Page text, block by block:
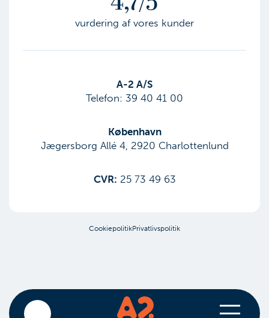
vurdering af vores kunder
​A-2 A/S
Telefon: 39 40 41 00
København
Jægersborg Allé 4, 2920 Charlottenlund
CVR: 25 73 49 63
CookiepolitikPrivatlivspolitik